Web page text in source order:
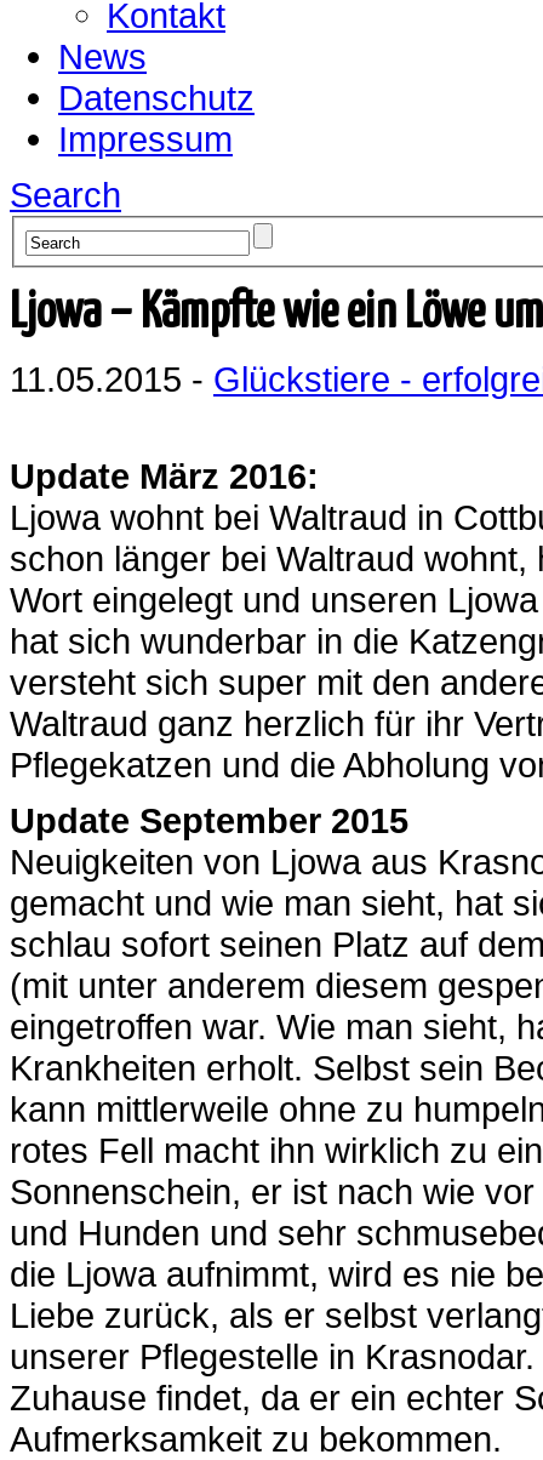
Kontakt
News
Datenschutz
Impressum
Search
Ljowa – Kämpfte wie ein Löwe
11.05.2015 - Glückstiere -
Update März 2016:
Ljowa wohnt bei Waltraud in
schon länger bei Waltraud
Wort eingelegt und unseren
hat sich wunderbar in die
versteht sich super mit den
Waltraud ganz herzlich für ihr
Pflegekatzen und die Abholung
Update September 2015
Neuigkeiten von Ljowa aus
gemacht und wie man sieht, hat
schlau sofort seinen Platz auf
(mit unter anderem diesem
eingetroffen war. Wie man sieht,
Krankheiten erholt. Selbst sein
kann mittlerweile ohne zu
rotes Fell macht ihn wirklich zu
Sonnenschein, er ist nach wie
und Hunden und sehr
die Ljowa aufnimmt, wird es nie
Liebe zurück, als er selbst
unserer Pflegestelle in
Zuhause findet, da er ein echter
Aufmerksamkeit zu bekommen.